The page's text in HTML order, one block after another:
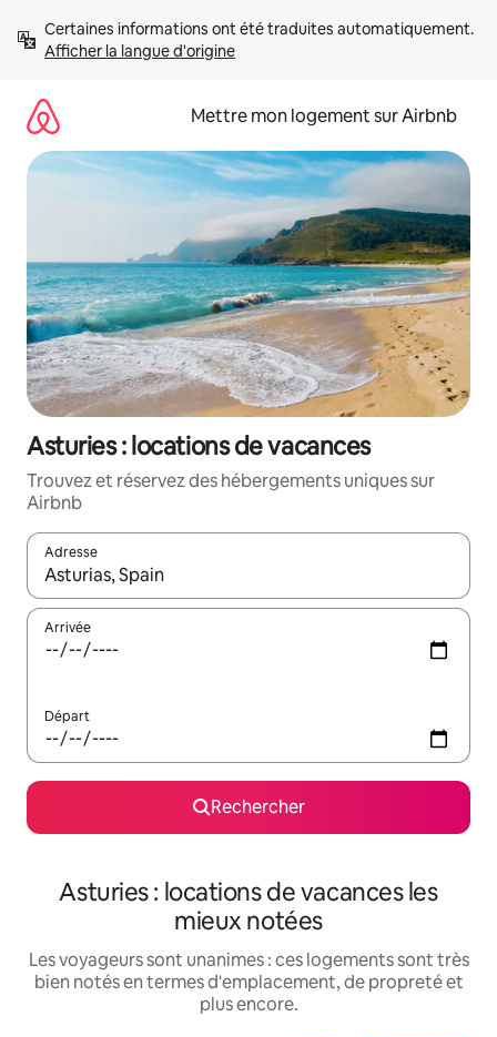
directement
Afficher la langue d'origine
Mettre mon logement sur Airbnb
Asturies : locations de vacances
Trouvez et réservez des hébergements uniques sur
Airbnb
Adresse
Lorsque les résultats s'affichent, utilisez les flèches vers le
Arrivée
Départ
Rechercher
Asturies : locations de vacances les
mieux notées
Les voyageurs sont unanimes : ces logements sont très
bien notés en termes d'emplacement, de propreté et
plus encore.